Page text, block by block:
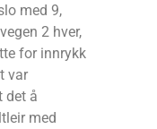
med 9,
2 hver,
for innrykk
var
det å
med